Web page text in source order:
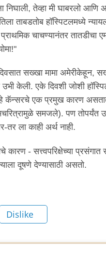
निघाली, तेव्हा मी घाबरलो
ताबडतोब हॉस्पिटलमध्ये
चाचण्यानंतर
सख्खा मामा अमेरीकेहून,
उभी केली. एके दिवशी जोशी
कॅन्सरचे एक प्रमुख कारण
समजले). पण
ला काही अर्थ नाही.
कारण - सत्त्वपरिक्षेच्या
दूषणे देण्यासाठी असतो.
Dislike